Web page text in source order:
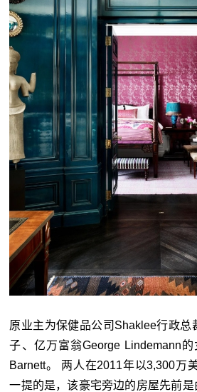
原业主为保健品公司Shaklee行政总
子、亿万富翁George Lindemann
Barnett。 两人在2011年以3,300万
一提的是，该豪宅旁边的房屋先前是